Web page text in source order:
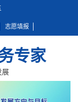
志愿填报
专家
展